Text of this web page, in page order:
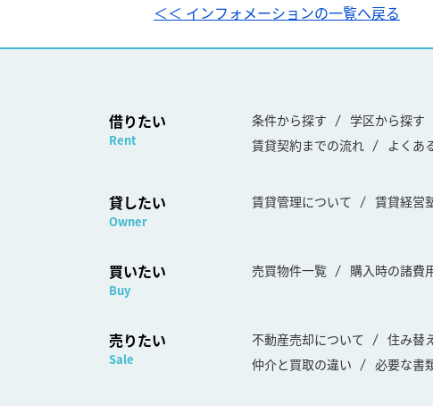
＜＜ インフォメーションの一覧へ戻る
借りたい
Rent
条件から探す 学区から探す
賃貸契約までの流れ
よくあ
貸したい
Owner
賃貸管理について 賃貸経営
買いたい
Buy
売買物件一覧 購入時の諸費
売りたい
Sale
不動産売却について 住み替
仲介と買取の違い
必要な書